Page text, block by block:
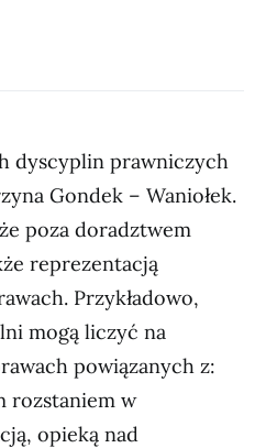
dyscyplin prawniczych
Gondek – Waniołek.
poza doradztwem
reprezentacją
Przykładowo,
mogą liczyć na
powiązanych z:
rozstaniem w
opieką nad